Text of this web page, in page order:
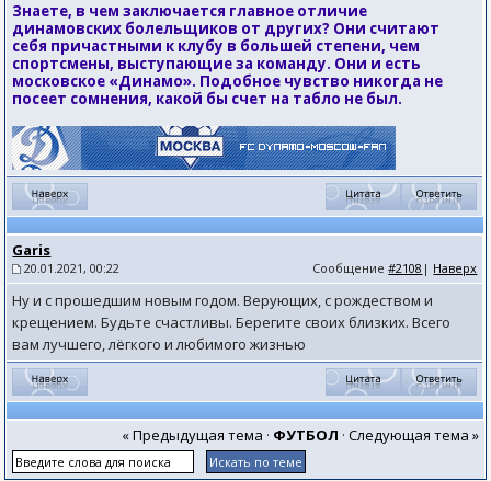
Знаете, в чем заключается главное отличие
динамовских болельщиков от других? Они считают
себя причастными к клубу в большей степени, чем
спортсмены, выступающие за команду. Они и есть
московское «Динамо». Подобное чувство никогда не
посеет сомнения, какой бы счет на табло не был.
Garis
20.01.2021, 00:22 Сообщение#2108 | Наверх
Ну и с прошедшим новым годом. Верующих, с рождеством и
крещением. Будьте счастливы. Берегите своих близких. Всего
вам лучшего, лёгкого и любимого жизнью
« Предыдущая тема · ФУТБОЛ · Следующая тема »